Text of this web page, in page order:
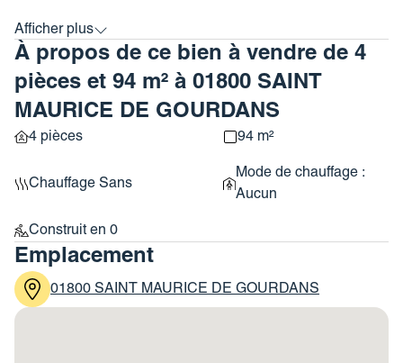
Afficher plus
de la façade, viabilisation totale du bien.
Les combles restent aménageables, vous laissant toute
liberté pour imaginer votre futur espace de vie dans les
moindres détails.
Ce bien unique s’adresse aux personnes en quête d’un
projet personnalisé mais également aux investisseurs
Une opportunité à ne pas laisser passer !
Votre interlocuteur
Guillaume Camors
Catanéo
g.camors@cataneo.fr
0606692900
À propos de ce bien à vendre de 4
pièces et 94 m² à 01800 SAINT
MAURICE DE GOURDANS
4 pièces 94 m²
Chauffage Sans
Mode de chauffage :
Aucun
Construit en 0
Emplacement
01800 SAINT MAURICE DE GOURDANS